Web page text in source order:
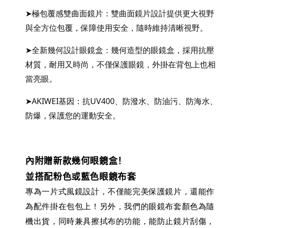
➤極包覆感雙曲面鏡片：雙曲面鏡片設計提供更大視野
與全方位包覆，保障使用安全，隨時維持清晰視野。
➤全新幾何設計眼鏡盒：幾何造型的眼鏡盒，採用抗壓
材質，耐用又時尚，不僅保護眼鏡，外掛在背包上也相
當亮眼。
➤AKIWEI基因：抗UV400、防潑水、防油污、防海水、
防爆，保護您的運動安全。
內附贈新款幾何眼鏡盒！
並搭配粉色或藍色眼鏡布套
專為一片式風鏡設計，不僅能完美保護鏡片，還能作
為配件掛在包包上！ 另外，我們的眼鏡布套顏色為隨
機出貨，同時兼具擦拭布的功能，能防止鏡片刮傷，